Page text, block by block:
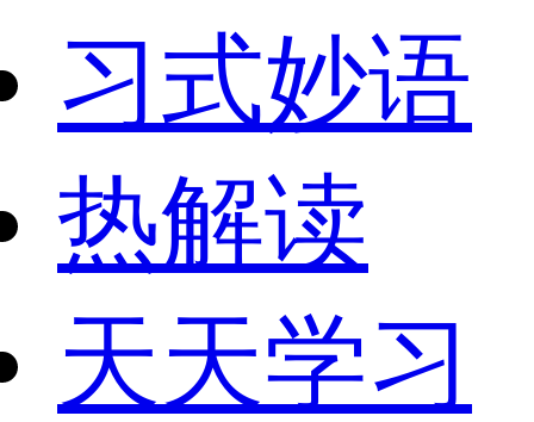
习式妙语
热解读
天天学习